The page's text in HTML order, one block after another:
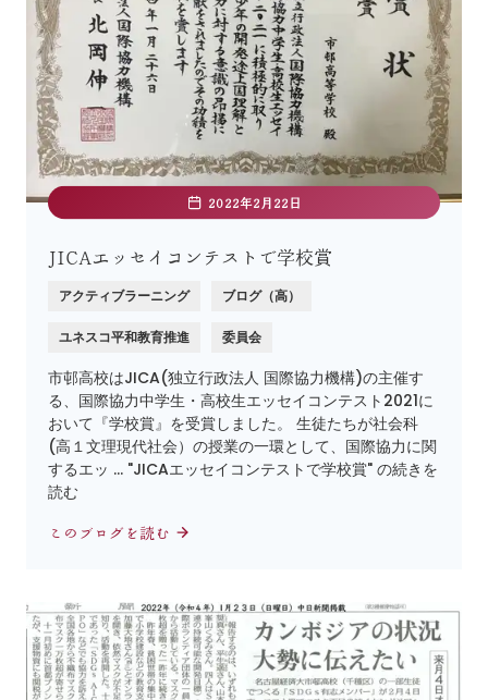
2022年2月22日
JICAエッセイコンテストで学校賞
アクティブラーニング ブログ（高）
ユネスコ平和教育推進 委員会
市邨高校はJICA(独立行政法人 国際協力機構)の主催す
る、国際協力中学生・高校生エッセイコンテスト2021に
おいて『学校賞』を受賞しました。 生徒たちが社会科
(高１文理現代社会）の授業の一環として、国際協力に関
するエッ … "JICAエッセイコンテストで学校賞" の続きを
読む
このブログを読む